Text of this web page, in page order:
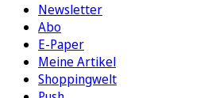
Newsletter
Abo
E-Paper
Meine Artikel
Shoppingwelt